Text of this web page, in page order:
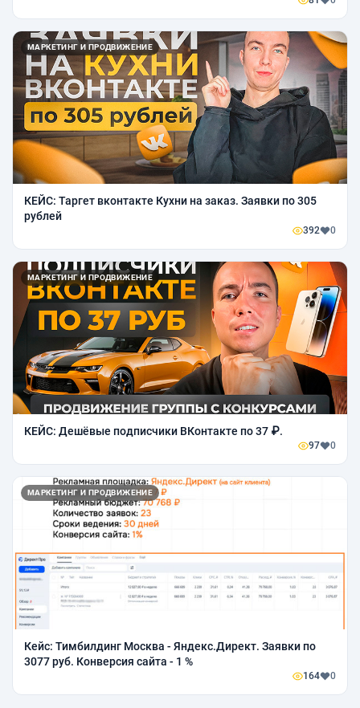
МАРКЕТИНГ И ПРОДВИЖЕНИЕ
КЕЙС: Таргет вконтакте Кухни на заказ. Заявки по 305
рублей
392 0
МАРКЕТИНГ И ПРОДВИЖЕНИЕ
КЕЙС: Дешёвые подписчики ВКонтакте по 37 ₽.
97 0
МАРКЕТИНГ И ПРОДВИЖЕНИЕ
Кейс: Тимбилдинг Москва - Яндекс.Директ. Заявки по
3077 руб. Конверсия сайта - 1 %
164 0